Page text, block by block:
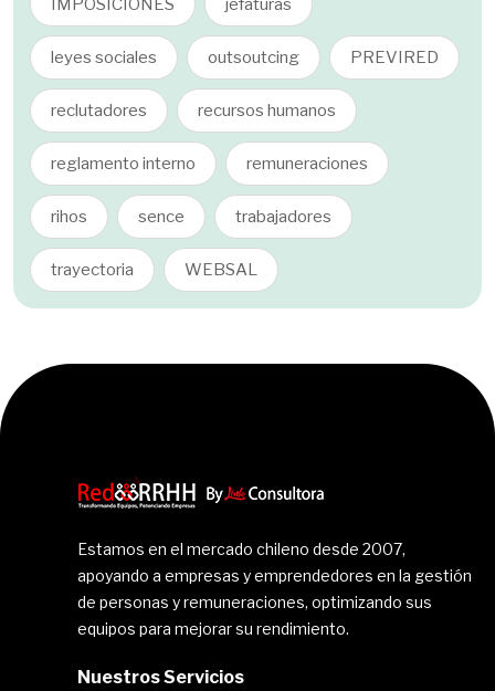
IMPOSICIONES jefaturas
leyes sociales outsoutcing PREVIRED
reclutadores recursos humanos
reglamento interno remuneraciones
rihos sence trabajadores
trayectoria WEBSAL
Estamos en el mercado chileno desde 2007,
apoyando a empresas y emprendedores en la gestión
de personas y remuneraciones, optimizando sus
equipos para mejorar su rendimiento.
Nuestros Servicios